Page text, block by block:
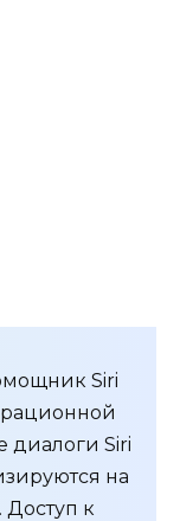
Siri
диалоги Siri
на
Доступ к